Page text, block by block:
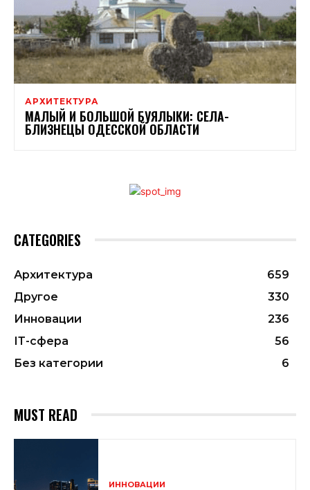
АРХИТЕКТУРА
МАЛЫЙ И БОЛЬШОЙ БУЯЛЫКИ: СЕЛА-
БЛИЗНЕЦЫ ОДЕССКОЙ ОБЛАСТИ
CATEGORIES
Архитектура
659
Другое
330
Инновации
236
ІТ-сфера
56
Без категории
6
MUST READ
ИННОВАЦИИ